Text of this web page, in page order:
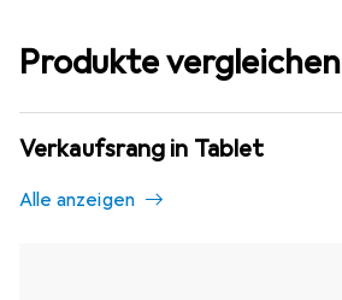
Produkte vergleichen
Verkaufsrang in Tablet
Alle anzeigen